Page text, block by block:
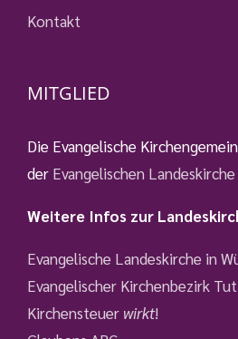
Kontakt
MITGLIED
Die Evangelische
der Evangelischen
Weitere Infos zur
Evangelische Landeskirche in
Evangelischer Kirchenbezirk
Kirchensteuer wirkt!